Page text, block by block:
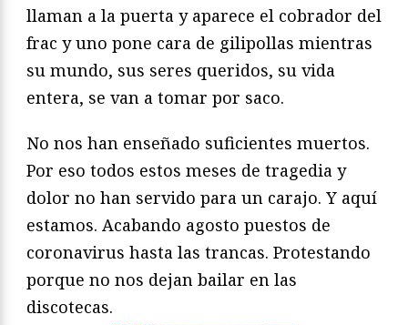
llaman a la puerta y aparece el cobrador del
frac y uno pone cara de gilipollas mientras
su mundo, sus seres queridos, su vida
entera, se van a tomar por saco.
No nos han enseñado suficientes muertos.
Por eso todos estos meses de tragedia y
dolor no han servido para un carajo. Y aquí
estamos. Acabando agosto puestos de
coronavirus hasta las trancas. Protestando
porque no nos dejan bailar en las
discotecas.